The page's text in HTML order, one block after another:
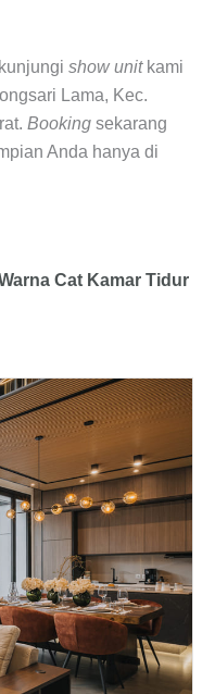
show unitkami
Lama, Kec.
Booking sekarang
Anda hanya di
Cat Kamar Tidur